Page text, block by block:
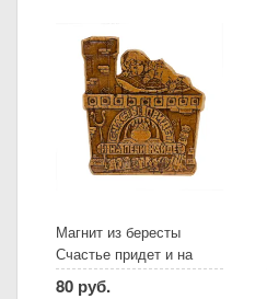
Магнит из бересты
Счастье придет и на
печи найдет
80 руб.